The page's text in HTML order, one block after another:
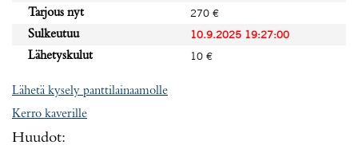
Tarjous nyt
270 €
Sulkeutuu
10.9.2025 19:27:00
Lähetyskulut
10 €
Lähetä kysely panttilainaamolle
Kerro kaverille
Huudot: